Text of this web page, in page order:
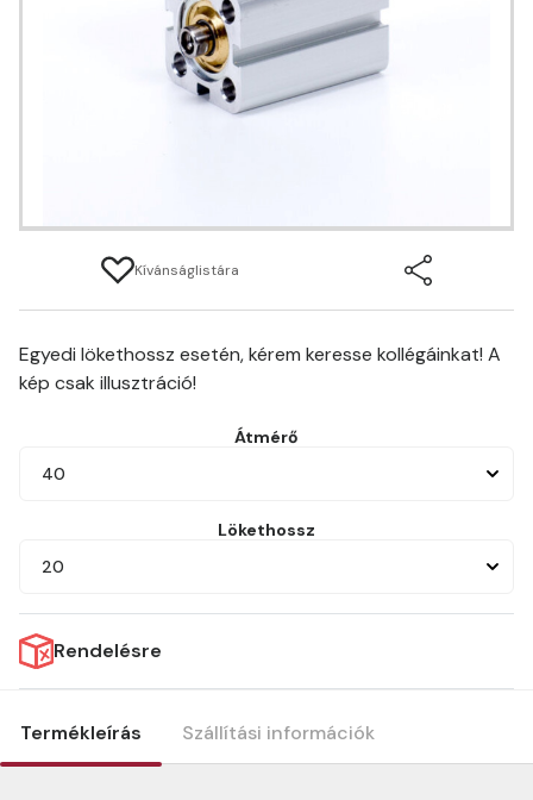
Kívánságlistára
Egyedi lökethossz esetén, kérem keresse kollégáinkat! A
kép csak illusztráció!
Átmérő
40
Lökethossz
20
Rendelésre
Termékleírás Szállítási információk